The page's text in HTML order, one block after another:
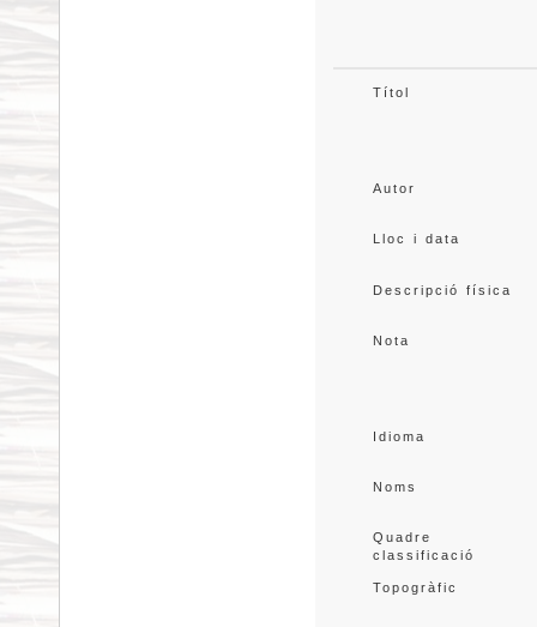
Títol
Autor
Lloc i data
Descripció física
Nota
Idioma
Noms
Quadre
classificació
Topogràfic